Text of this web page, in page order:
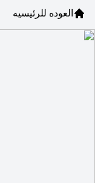
العوده للرئيسيه